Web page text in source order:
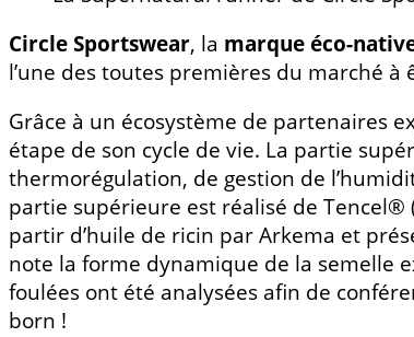
Circle Sportswear, la marque éco-
l’une des toutes premières du marché
Grâce à un écosystème de partenaires
étape de son cycle de vie. La partie
thermorégulation, de gestion de
partie supérieure est réalisé de
partir d’huile de ricin par Arkema et
note la forme dynamique de la semelle
foulées ont été analysées afin de
born !